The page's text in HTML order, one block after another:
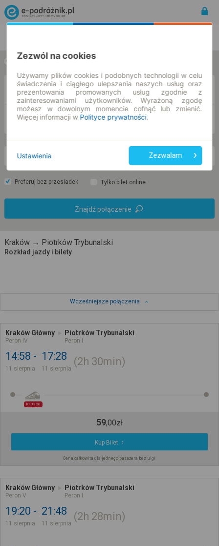
Z
DO
wt. 11 sie.
Preferuj bez przesiadek Tylko bilet online
Znajdź połączenie
Kraków → Piotrków Trybunalski
Rozkład jazdy i bilety
Wcześniejsze połączenia
Kraków Główny
Peron IV
Piotrków Trybunalski
Peron I
14:58
11 sierpnia
17:28
11 sierpnia
2h 30min
IC 3720
59,00zł
Kup Bilet
Cena całkowita dla jednego pasażera bez ulgi
Kraków Główny
Peron V
Piotrków Trybunalski
Peron I
19:20
11 sierpnia
21:48
11 sierpnia
2h 28min
Zezwól na cookies
Używamy plików cookies i podobnych technologii w celu
świadczenia i ciągłego ulepszania naszych usług oraz
prezentowania promowanych usług zgodnie z
zainteresowaniami użytkowników. Wyrażoną zgodę
możesz w dowolnym momencie cofnąć lub zmienić.
Więcej informacji w Polityce prywatności.
Ustawienia Zezwalam